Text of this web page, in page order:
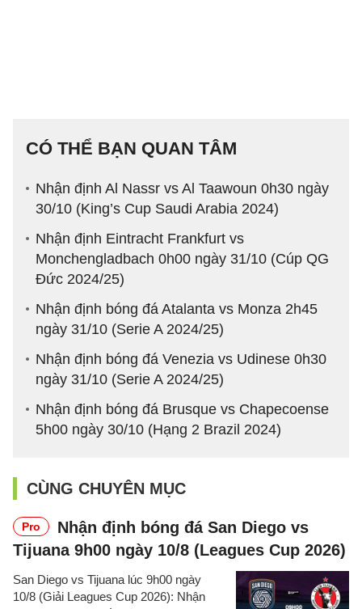
CÓ THỂ BẠN QUAN TÂM
Nhận định Al Nassr vs Al Taawoun 0h30 ngày
30/10 (King’s Cup Saudi Arabia 2024)
Nhận định Eintracht Frankfurt vs
Monchengladbach 0h00 ngày 31/10 (Cúp QG
Đức 2024/25)
Nhận định bóng đá Atalanta vs Monza 2h45
ngày 31/10 (Serie A 2024/25)
Nhận định bóng đá Venezia vs Udinese 0h30
ngày 31/10 (Serie A 2024/25)
Nhận định bóng đá Brusque vs Chapecoense
5h00 ngày 30/10 (Hạng 2 Brazil 2024)
CÙNG CHUYÊN MỤC
Pro
Nhận định bóng đá San Diego vs
Tijuana 9h00 ngày 10/8 (Leagues Cup 2026)
San Diego vs Tijuana lúc 9h00 ngày
10/8 (Giải Leagues Cup 2026): Nhận